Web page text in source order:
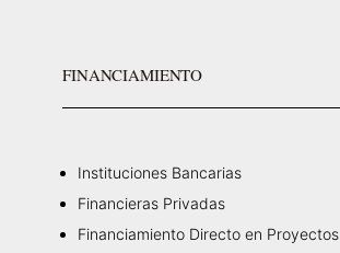
FINANCIAMIENTO
Instituciones Bancarias
Financieras Privadas
Financiamiento Directo en Proyectos